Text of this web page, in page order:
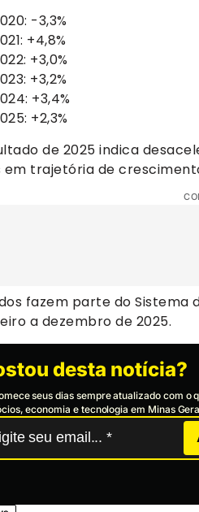
-3,3%
+4,8%
+3,0%
+3,2%
+3,4%
+2,3%
de 2025 indica
em trajetória de
fazem parte do Sistema
a dezembro de 2025.
desta notícia?
seus dias sempre atualizado com o
economia e tecnologia em Minas